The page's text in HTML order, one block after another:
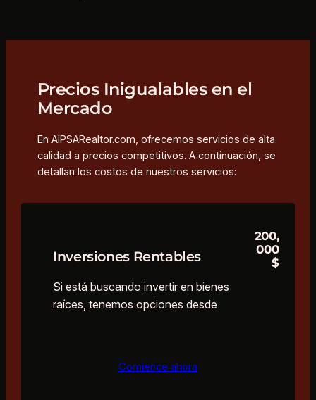
Precios Inigualables en el
Mercado
En AIPSARealtor.com, ofrecemos servicios de alta
calidad a precios competitivos. A continuación, se
detallan los costos de nuestros servicios:
Inversiones Rentables
Si está buscando invertir en bienes
raíces, tenemos opciones desde
200,
000
$
Comience ahora